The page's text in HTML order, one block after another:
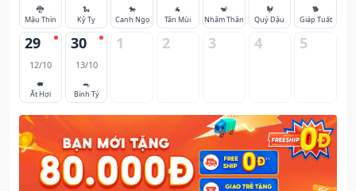
🐉
Mậu Thìn
🐍
Kỷ Tỵ
🐎
Canh Ngọ
🐐
Tân Mùi
🐒
Nhâm Thân
🐓
Quý Dậu
🐕
Giáp Tuất
29
12/10
🐖
Ất Hợi
30
13/10
🐀
Bính Tý
1 2 3 4 5